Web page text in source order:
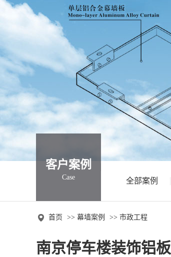
客户案例
Case 全部案例
 首页 >> 幕墙案例 >> 市政工程
南京停车楼装饰铝板